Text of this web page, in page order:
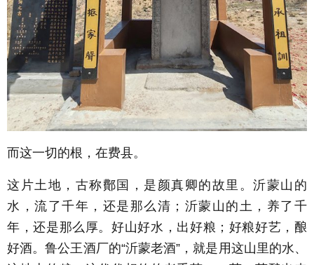
而这一切的根，在费县。
这片土地，古称鄪国，是颜真卿的故里。沂蒙山的
水，流了千年，还是那么清；沂蒙山的土，养了千
年，还是那么厚。好山好水，出好粮；好粮好艺，酿
好酒。鲁公王酒厂的“沂蒙老酒”，就是用这山里的水、